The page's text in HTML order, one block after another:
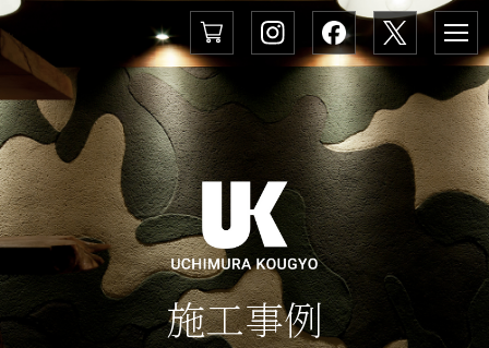
施工事例
メ
ニ
ュ
ー